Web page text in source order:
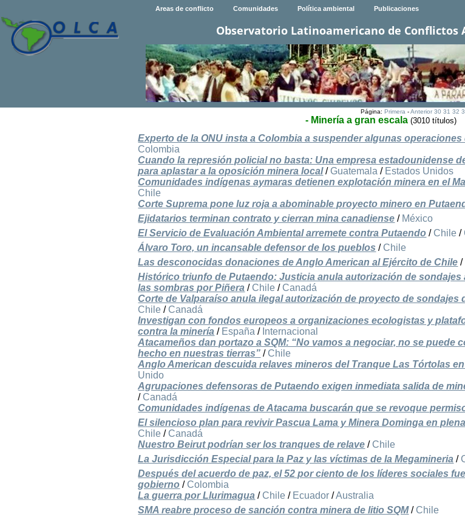
Areas de conflicto Comunidades Política ambiental Publicaciones
Observatorio Latinoamericano de Conflictos
Página: Primera-Anterior 30 31 32
- Minería a gran escala (3010 títulos)
Experto de la ONU insta a Colombia a suspender algunas operaciones
Colombia
Cuando la represión policial no basta: Una empresa estadounidense
para aplastar a la oposición minera local/ Guatemala / Estados Unidos
Comunidades indígenas aymaras detienen explotación minera en el
Chile
Corte Suprema pone luz roja a abominable proyecto minero en
Ejidatarios terminan contrato y cierran mina canadiense / México
El Servicio de Evaluación Ambiental arremete contra Putaendo / Chile /
Álvaro Toro, un incansable defensor de los pueblos / Chile
Las desconocidas donaciones de Anglo American al Ejército de Chile /
Histórico triunfo de Putaendo: Justicia anula autorización de sondajes
las sombras por Piñera / Chile / Canadá
Corte de Valparaíso anula ilegal autorización de proyecto de sondajes
Chile / Canadá
Investigan con fondos europeos a organizaciones ecologistas y
contra la minería / España / Internacional
Atacameños dan portazo a SQM: “No vamos a negociar, no se puede
hecho en nuestras tierras” / Chile
Anglo American descuida relaves mineros del Tranque Las Tórtolas
Unido
Agrupaciones defensoras de Putaendo exigen inmediata salida de
/ Canadá
Comunidades indígenas de Atacama buscarán que se revoque
El silencioso plan para revivir Pascua Lama y Minera Dominga en
Chile / Canadá
Nuestro Beirut podrían ser los tranques de relave / Chile
La Jurisdicción Especial para la Paz y las víctimas de la Megamineria /
Después del acuerdo de paz, el 52 por ciento de los líderes sociales
gobierno / Colombia
La guerra por Llurimagua / Chile / Ecuador /Australia
SMA reabre proceso de sanción contra minera de litio SQM/ Chile